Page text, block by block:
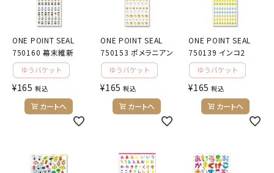
ONE POINT SEAL
750160 幕末維新
¥165 税込
カートへ
ONE POINT SEAL
750153 ポメラニアン
¥165 税込
カートへ
ONE POINT SEAL
750139 インコ2
¥165 税込
カートへ